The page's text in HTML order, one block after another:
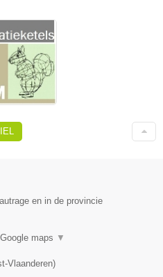
en in de provincie
Google maps ▼
Vlaanderen)